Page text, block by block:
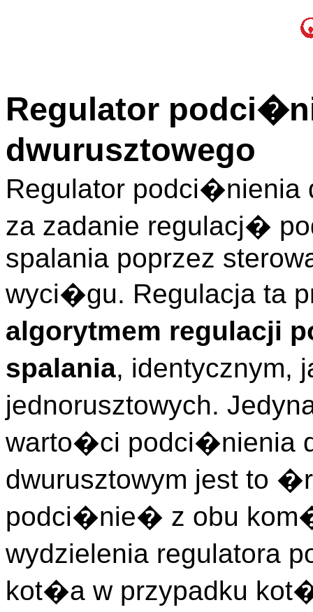
Regulator
dwurusztowego
Regulator podci�nienia
za zadanie regulacj�
spalania poprzez
wyci�gu. Regulacja ta
algorytmem regulacji
spalania, identycznym,
jednorusztowych.
warto�ci podci�nienia
dwurusztowym jest to
podci�nie� z obu
wydzielenia regulatora
kot�a w przypadku